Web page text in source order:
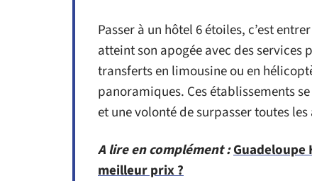
Passer à un hôtel 6 étoiles, c’est
atteint son apogée avec des
transferts en limousine ou en
panoramiques. Ces établissements
et une volonté de surpasser toutes
A lire en complément :Guadeloupe
meilleur prix ?